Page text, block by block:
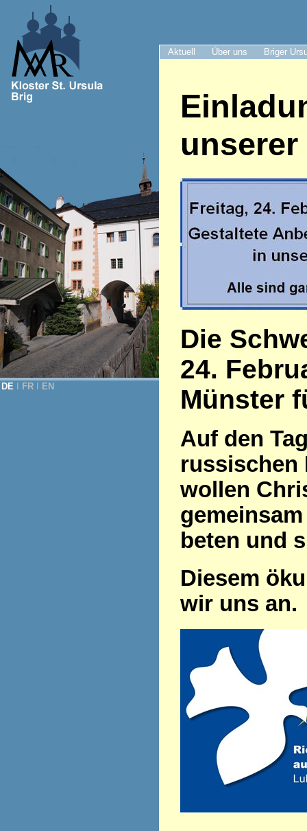
Aktuell Über uns Briger
DE FR EN
Die
24.
Münster
Auf den
russischen
wollen
beten und
Diesem
wir uns an.